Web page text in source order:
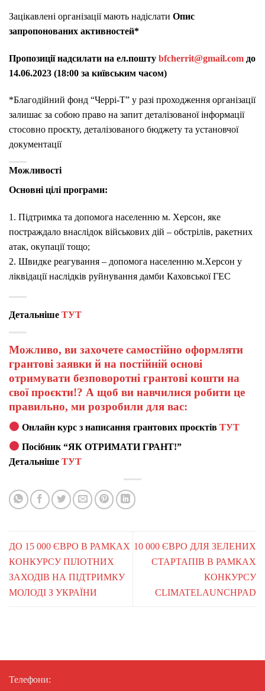
Зацікавлені організації мають надіслати Опис
запропонованих активностей*
Пропозиції надсилати на ел.пошту bfcherrit@gmail.com до
14.06.2023 (18:00 за київським часом)
*Благодійний фонд “Черрі-Т” у разі проходження організації
залишає за собою право на запит деталізованої інформації
стосовно проєкту, деталізованого бюджету та установчої
документації
Можливості
Основні цілі програми:
1. Підтримка та допомога населенню м. Херсон, яке
постраждало внаслідок військових дій – обстрілів, ракетних
атак, окупації тощо;
2. Швидке реагування – допомога населенню м.Херсон у
ліквідації наслідків руйнування дамби Каховської ГЕС
Детальніше ТУТ
Можливо, ви захочете самостійно оформляти
грантові заявки й на постійній основі
отримувати безповоротні грантові кошти на
свої проєкти!? А щоб ви навчилися робити це
правильно, ми розробили для вас:
Онлайн курс з написання грантових проєктівТУТ
Посібник “ЯК ОТРИМАТИ ГРАНТ!”
Детальніше ТУТ
ДО 15 000 ЄВРО В РАМКАХ
КОНКУРСУ ПІЛОТНИХ
ЗАХОДІВ НА ПІДТРИМКУ
МОЛОДІ З УКРАЇНИ
10 000 ЄВРО ДЛЯ ЗЕЛЕНИХ
СТАРТАПІВ В РАМКАХ
КОНКУРСУ
CLIMATELAUNCHPAD
Телефони: